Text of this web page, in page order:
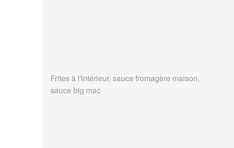
Frites à l'intérieur, sauce fromagère maison,
sauce big mac